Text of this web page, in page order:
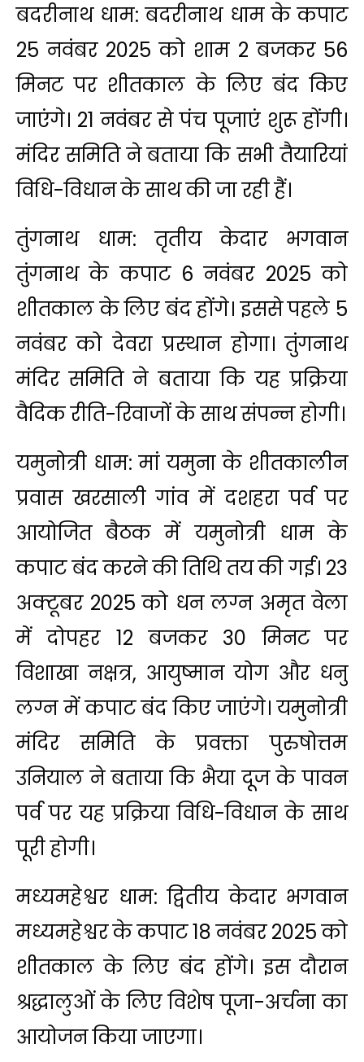
बदरीनाथ धाम: बदरीनाथ धाम के कपाट
25 नवंबर 2025 को शाम 2 बजकर 56
मिनट पर शीतकाल के लिए बंद किए
जाएंगे। 21 नवंबर से पंच पूजाएं शुरू होंगी।
मंदिर समिति ने बताया कि सभी तैयारियां
विधि-विधान के साथ की जा रही हैं।
तुंगनाथ धाम: तृतीय केदार भगवान
तुंगनाथ के कपाट 6 नवंबर 2025 को
शीतकाल के लिए बंद होंगे। इससे पहले 5
नवंबर को देवरा प्रस्थान होगा। तुंगनाथ
मंदिर समिति ने बताया कि यह प्रक्रिया
वैदिक रीति-रिवाजों के साथ संपन्न होगी।
यमुनोत्री धाम: मां यमुना के शीतकालीन
प्रवास खरसाली गांव में दशहरा पर्व पर
आयोजित बैठक में यमुनोत्री धाम के
कपाट बंद करने की तिथि तय की गई। 23
अक्टूबर 2025 को धन लग्न अमृत वेला
में दोपहर 12 बजकर 30 मिनट पर
विशाखा नक्षत्र, आयुष्मान योग और धनु
लग्न में कपाट बंद किए जाएंगे। यमुनोत्री
मंदिर समिति के प्रवक्ता पुरुषोत्तम
उनियाल ने बताया कि भैया दूज के पावन
पर्व पर यह प्रक्रिया विधि-विधान के साथ
पूरी होगी।
मध्यमहेश्वर धाम: द्वितीय केदार भगवान
मध्यमहेश्वर के कपाट 18 नवंबर 2025 को
शीतकाल के लिए बंद होंगे। इस दौरान
श्रद्धालुओं के लिए विशेष पूजा-अर्चना का
आयोजन किया जाएगा।